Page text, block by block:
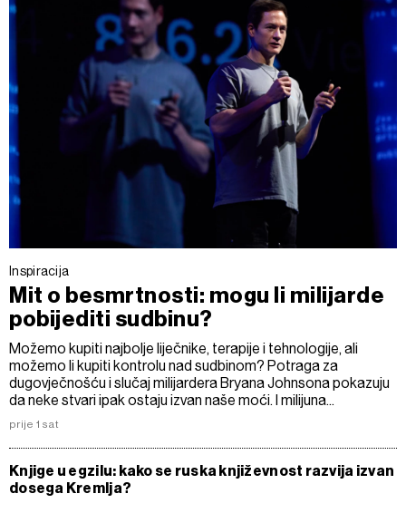
Inspiracija
Mit o besmrtnosti: mogu li milijarde
pobijediti sudbinu?
Možemo kupiti najbolje liječnike, terapije i tehnologije, ali
možemo li kupiti kontrolu nad sudbinom? Potraga za
dugovječnošću i slučaj milijardera Bryana Johnsona pokazuju
da neke stvari ipak ostaju izvan naše moći. I milijuna...
prije 1 sat
Knjige u egzilu: kako se ruska književnost razvija izvan
dosega Kremlja?